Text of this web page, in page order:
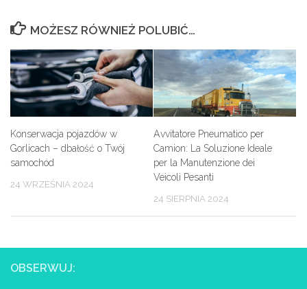
MOŻESZ RÓWNIEŻ POLUBIĆ…
Konserwacja pojazdów w
Gorlicach – dbałość o Twój
samochód
24 WRZEŚNIA 2024
Avvitatore Pneumatico per
Camion: La Soluzione Ideale
per la Manutenzione dei
Veicoli Pesanti
24 SIERPNIA 2024
OBSERWUJ: